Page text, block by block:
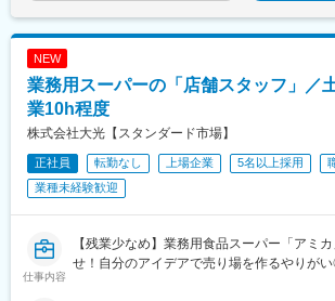
NEW
業務用スーパーの「店舗スタッフ」／
業10h程度
株式会社大光【スタンダード市場】
正社員 転勤なし 上場企業 5名以上採用
業種未経験歓迎
仕事内容
【残業少なめ】業務用食品スーパー「アミ
せ！自分のアイデアで売り場を作るやりが